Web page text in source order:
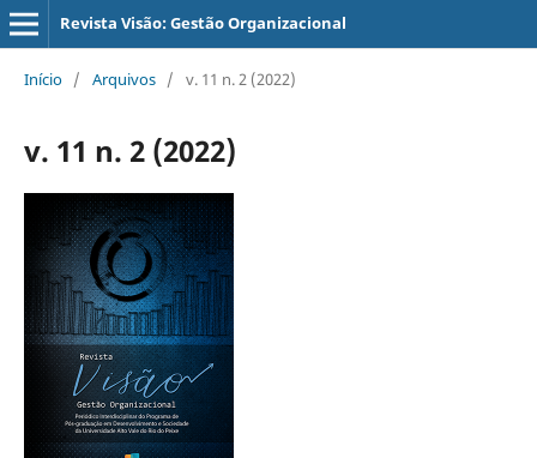
Revista Visão: Gestão Organizacional
Início / Arquivos / v. 11 n. 2 (2022)
v. 11 n. 2 (2022)